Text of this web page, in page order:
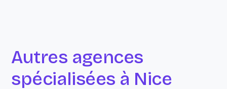
Autres agences
spécialisées à Nice